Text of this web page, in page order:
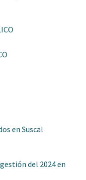
en Suscal
del 2024 en